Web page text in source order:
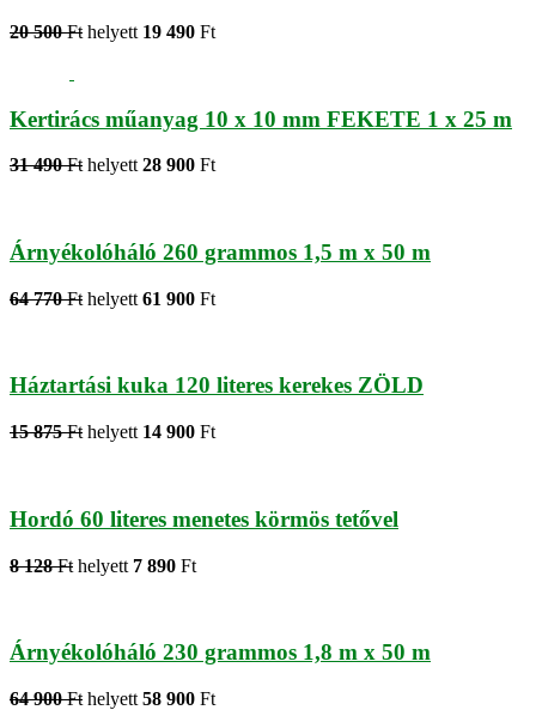
20 500 Ft helyett 19 490 Ft
Kertirács műanyag 10 x 10 mm FEKETE 1 x 25 m
31 490 Ft helyett 28 900 Ft
Árnyékolóháló 260 grammos 1,5 m x 50 m
64 770 Ft helyett 61 900 Ft
Háztartási kuka 120 literes kerekes ZÖLD
15 875 Ft helyett 14 900 Ft
Hordó 60 literes menetes körmös tetővel
8 128 Ft helyett 7 890 Ft
Árnyékolóháló 230 grammos 1,8 m x 50 m
64 900 Ft helyett 58 900 Ft